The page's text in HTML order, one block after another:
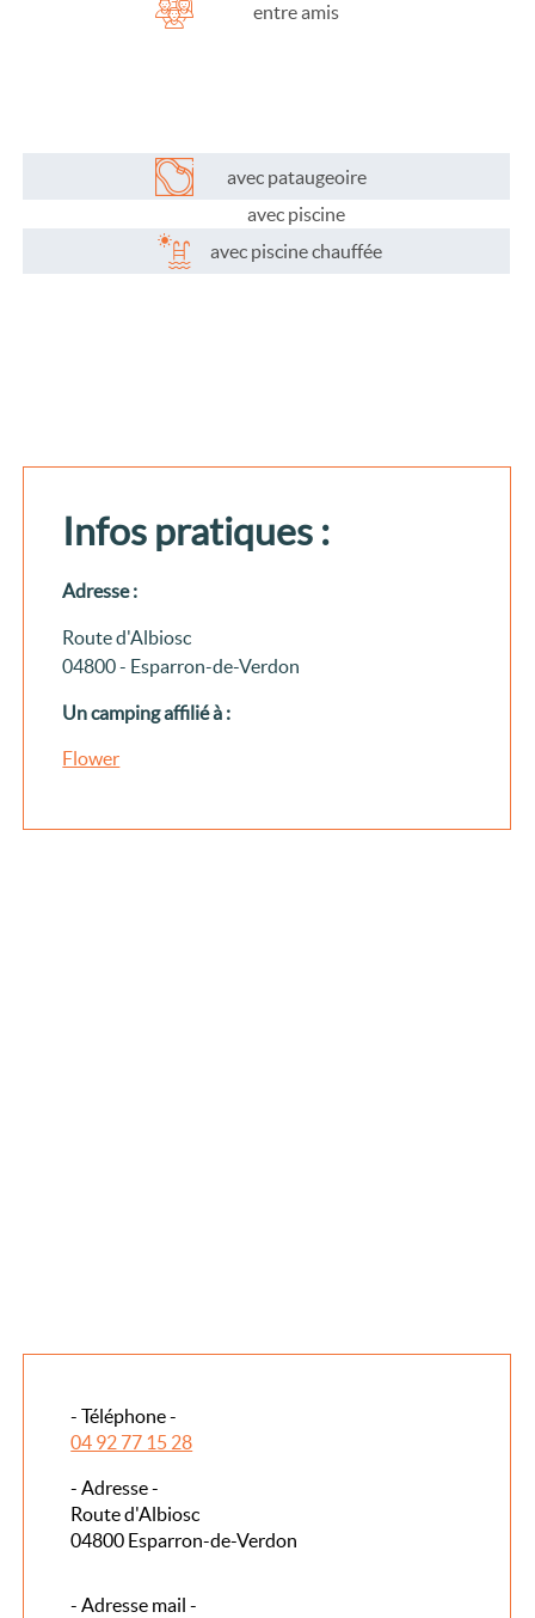
entre amis
avec pataugeoire
avec piscine
avec piscine chauffée
Infos pratiques :
Adresse :
Route d'Albiosc
04800 - Esparron-de-Verdon
Un camping affilié à :
Flower
- Téléphone -
04 92 77 15 28
- Adresse -
Route d'Albiosc
04800 Esparron-de-Verdon
- Adresse mail -